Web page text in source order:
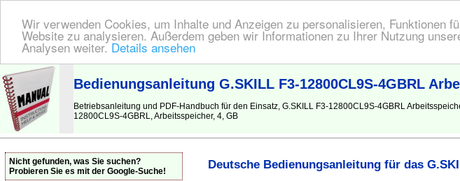
Wir verwenden Cookies, um Inhalte und Anzeigen zu personalisieren, Funktionen
Website zu analysieren. Außerdem geben wir Informationen zu Ihrer Nutzung
Analysen weiter. Details ansehen
BEDIENUNGSANLEITUNG | Hier finden Sie die deutsche Anleitung!
Bedienungsanleitung G.SKILL F3-12800CL9S-4GBRL
Betriebsanleitung und PDF-Handbuch für den Einsatz, G.SKILL F3-12800CL9S-4GBRL
12800CL9S-4GBRL, Arbeitsspeicher, 4, GB
Deutsche Bedienungsanleitung für das
Nicht gefunden, was Sie suchen?
Probieren Sie es mit der Google-Suche!